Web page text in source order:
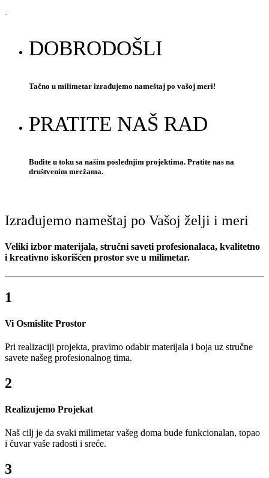
DOBRODOŠLI
Tačno u milimetar izrađujemo nameštaj po vašoj meri!
PRATITE NAŠ RAD
Budite u toku sa našim poslednjim projektima. Pratite nas na
društvenim mrežama.
Izrađujemo nameštaj po Vašoj želji i meri
Veliki izbor materijala, stručni saveti profesionalaca, kvalitetno
i kreativno iskorišćen prostor sve u milimetar.
1
Vi Osmislite Prostor
Pri realizaciji projekta, pravimo odabir materijala i boja uz stručne
savete našeg profesionalnog tima.
2
Realizujemo Projekat
Naš cilj je da svaki milimetar vašeg doma bude funkcionalan, topao
i čuvar vaše radosti i sreće.
3